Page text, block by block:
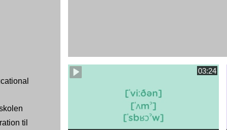
til
03:24